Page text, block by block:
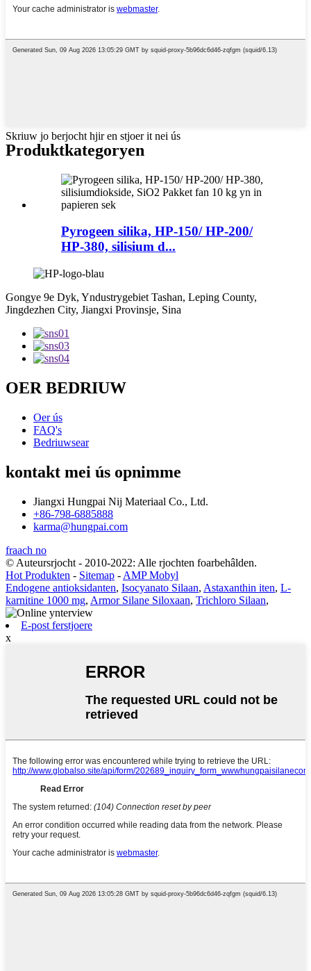
Skriuw jo berjocht hjir en stjoer it nei ús
Produktkategoryen
Pyrogeen silika, HP-150/ HP-200/
HP-380, silisium d...
Gongye 9e Dyk, Yndustrygebiet Tashan, Leping County,
Jingdezhen City, Jiangxi Provinsje, Sina
OER BEDRIUW
Oer ús
FAQ's
Bedriuwsear
kontakt mei ús opnimme
Jiangxi Hungpai Nij Materiaal Co., Ltd.
+86-798-6885888
karma@hungpai.com
fraach no
© Auteursrjocht - 2010-2022: Alle rjochten foarbehâlden.
Hot Produkten - Sitemap - AMP Mobyl
Endogene antioksidanten, Isocyanato Silaan, Astaxanthin iten, L-
karnitine 1000 mg, Armor Silane Siloxaan, Trichloro Silaan,
E-post ferstjoere
x